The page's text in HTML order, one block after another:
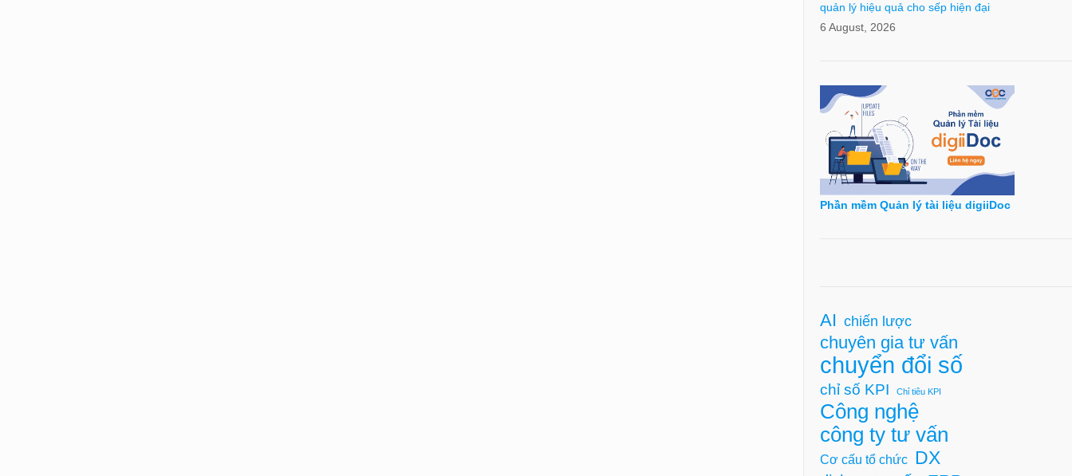
quản lý hiệu quả cho sếp hiện đại
6 August, 2026
Phần mềm Quản lý tài liệu digiiDoc
AI chiến lược
chuyên gia tư vấn
chuyển đổi số
chỉ số KPI Chỉ tiêu KPI
Công nghệ
công ty tư vấn
Cơ cấu tổ chức DX